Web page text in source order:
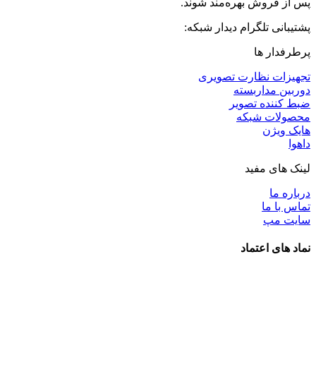
پشتیبانی تلگرام دیدار شبکه:
پرطرفدار ها
تجهیزات نظارت تصویری
دوربین مداربسته
ضبط کننده تصویر
محصولات شبکه
هایک ویژن
داهوا
لینک های مفید
درباره ما
تماس با ما
سایت مپ
نماد های اعتماد